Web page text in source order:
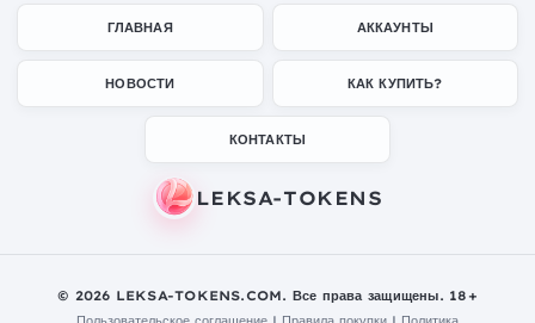
ГЛАВНАЯ АККАУНТЫ
НОВОСТИ КАК КУПИТЬ?
КОНТАКТЫ
© 2026 LEKSA-TOKENS.COM. Все права защищены. 18+